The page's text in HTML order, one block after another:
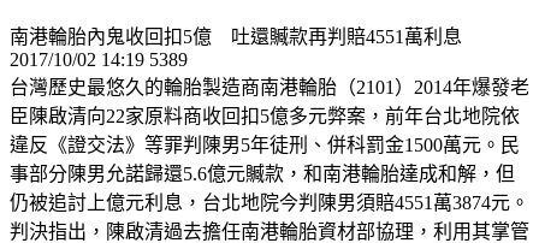
南港輪胎內鬼收回扣5億 吐還贓款再判賠4551萬利息
2017/10/02 14:19 5389
台灣歷史最悠久的輪胎製造商南港輪胎（2101）2014年爆發老
臣陳啟清向22家原料商收回扣5億多元弊案，前年台北地院依
違反《證交法》等罪判陳男5年徒刑、併科罰金1500萬元。民
事部分陳男允諾歸還5.6億元贓款，和南港輪胎達成和解，但
仍被追討上億元利息，台北地院今判陳男須賠4551萬3874元。
判決指出，陳啟清過去擔任南港輪胎資材部協理，利用其掌管